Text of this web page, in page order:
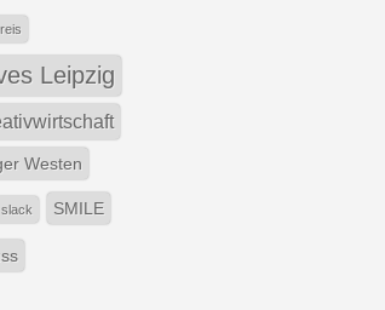
Leipzig
Westen
slack SMILE